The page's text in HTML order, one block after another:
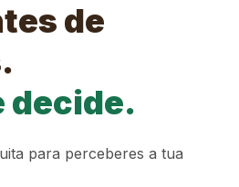
de
decide.
para perceberes a tua